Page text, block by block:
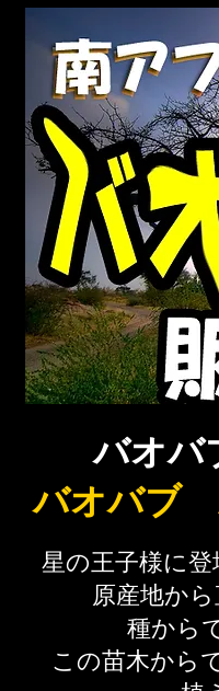
バオバ
バオバブ
星の王子様に
原産地か
種から
この苗木から